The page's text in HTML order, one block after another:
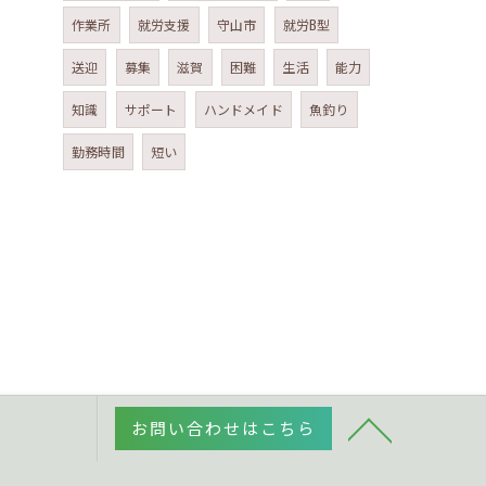
作業所 就労支援 守山市 就労B型
送迎 募集 滋賀 困難 生活 能力
知識 サポート ハンドメイド 魚釣り
勤務時間 短い
お問い合わせはこちら